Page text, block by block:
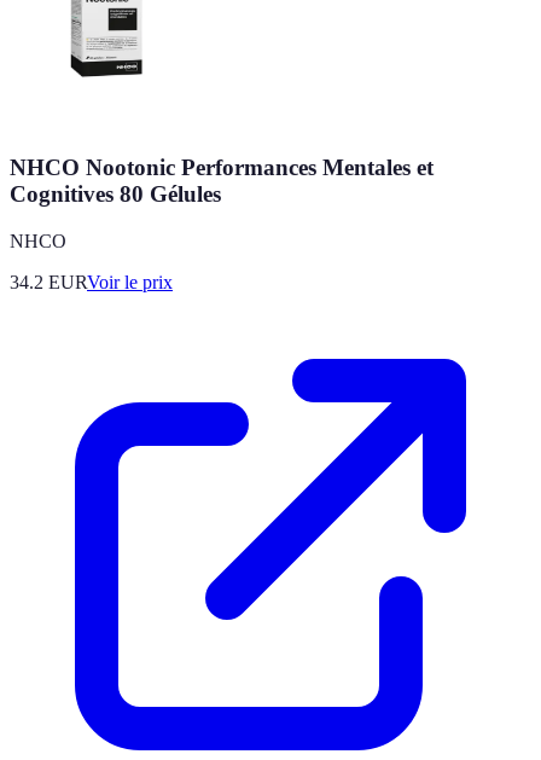
NHCO Nootonic Performances Mentales et
Cognitives 80 Gélules
NHCO
34.2 EURVoir le prix